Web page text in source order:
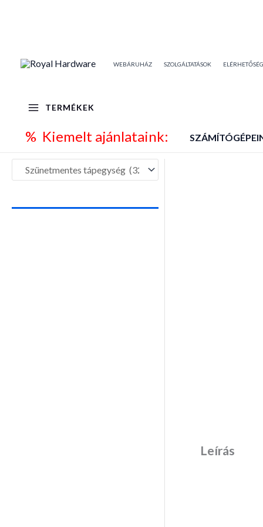
WEBÁRUHÁZ SZOLGÁLTATÁSOK ELÉRHETŐSÉG
TERMÉKEK
% Kiemelt ajánlataink:
Leírás